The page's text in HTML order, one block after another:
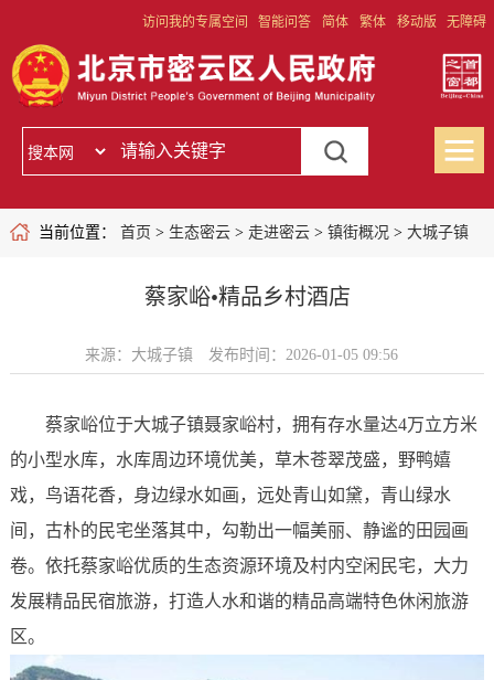
访问我的专属空间 智能问答 简体 繁体 移动版 无障碍
当前位置： 首页 > 生态密云> 走进密云> 镇街概况 > 大城子镇
蔡家峪•精品乡村酒店
来源：大城子镇 发布时间：2026-01-05 09:56
蔡家峪位于大城子镇聂家峪村，拥有存水量达4万立方米
的小型水库，水库周边环境优美，草木苍翠茂盛，野鸭嬉
戏，鸟语花香，身边绿水如画，远处青山如黛，青山绿水
间，古朴的民宅坐落其中，勾勒出一幅美丽、静谧的田园画
卷。依托蔡家峪优质的生态资源环境及村内空闲民宅，大力
发展精品民宿旅游，打造人水和谐的精品高端特色休闲旅游
区。